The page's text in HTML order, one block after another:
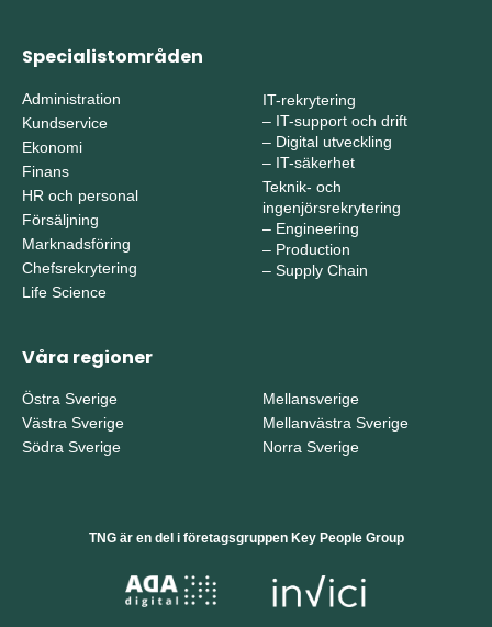
Specialistområden
Administration
Kundservice
Ekonomi
Finans
HR och personal
Försäljning
Marknadsföring
Chefsrekrytering
Life Science
IT-rekrytering
– IT-support och drift
– Digital utveckling
– IT-säkerhet
Teknik- och
ingenjörsrekrytering
– Engineering
– Production
– Supply Chain
Våra regioner
Östra Sverige
Västra Sverige
Södra Sverige
Mellansverige
Mellanvästra Sverige
Norra Sverige
TNG är en del i företagsgruppen Key People Group